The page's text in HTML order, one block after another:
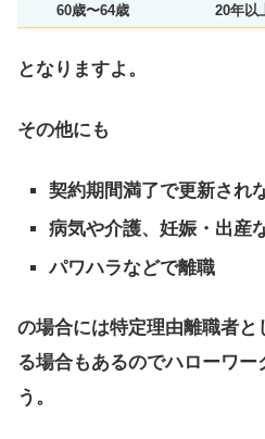
60歳〜64歳 20年以
となりますよ。
その他にも
契約期間満了で更新され
病気や介護、妊娠・出産
パワハラなどで離職
の場合には特定理由離職者
る場合もあるのでハローワー
う。